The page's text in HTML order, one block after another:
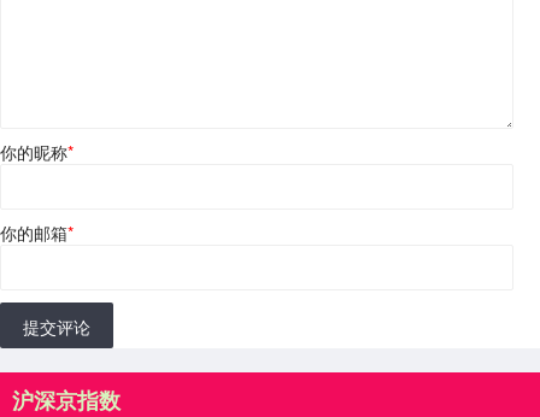
你的昵称*
你的邮箱*
提交评论
沪深京指数